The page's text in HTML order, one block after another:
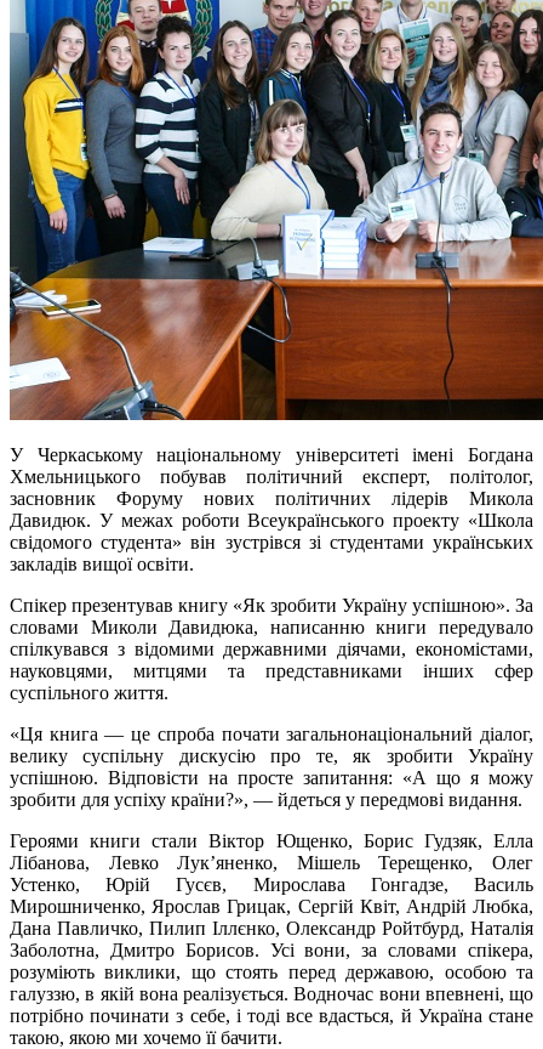
У Черкаському національному університеті імені Богдана
Хмельницького побував політичний експерт, політолог,
засновник Форуму нових політичних лідерів Микола
Давидюк. У межах роботи Всеукраїнського проекту «Школа
свідомого студента» він зустрівся зі студентами українських
закладів вищої освіти.
Спікер презентував книгу «Як зробити Україну успішною». За
словами Миколи Давидюка, написанню книги передувало
спілкувався з відомими державними діячами, економістами,
науковцями, митцями та представниками інших сфер
суспільного життя.
«Ця книга — це спроба почати загальнонаціональний діалог,
велику суспільну дискусію про те, як зробити Україну
успішною. Відповісти на просте запитання: «А що я можу
зробити для успіху країни?», — йдеться у передмові видання.
Героями книги стали Віктор Ющенко, Борис Гудзяк, Елла
Лібанова, Левко Лук’яненко, Мішель Терещенко, Олег
Устенко, Юрій Гусєв, Мирослава Гонгадзе, Василь
Мирошниченко, Ярослав Грицак, Сергій Квіт, Андрій Любка,
Дана Павличко, Пилип Іллєнко, Олександр Ройтбурд, Наталія
Заболотна, Дмитро Борисов. Усі вони, за словами спікера,
розуміють виклики, що стоять перед державою, особою та
галуззю, в якій вона реалізується. Водночас вони впевнені, що
потрібно починати з себе, і тоді все вдасться, й Україна стане
такою, якою ми хочемо її бачити.